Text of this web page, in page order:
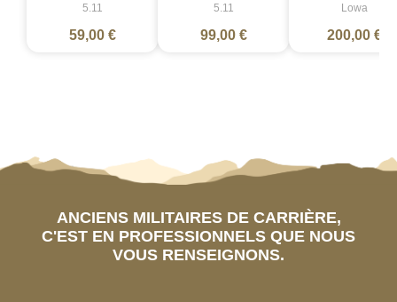
5.11
59,00 €
5.11
99,00 €
Lowa
200,00 €
ANCIENS MILITAIRES DE CARRIÈRE,
C'EST EN PROFESSIONNELS QUE NOUS
VOUS RENSEIGNONS.